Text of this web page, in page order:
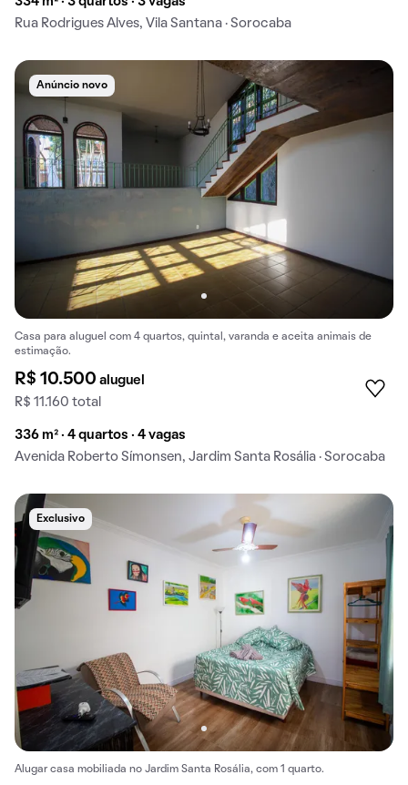
Rua Rodrigues Alves, Vila Santana · Sorocaba
Anúncio novo
Casa para aluguel com 4 quartos, quintal, varanda e aceita animais de
estimação.
R$ 10.500aluguel
R$ 11.160 total
336 m² · 4 quartos · 4 vagas
Avenida Roberto Símonsen, Jardim Santa Rosália · Sorocaba
Exclusivo
Alugar casa mobiliada no Jardim Santa Rosália, com 1 quarto.